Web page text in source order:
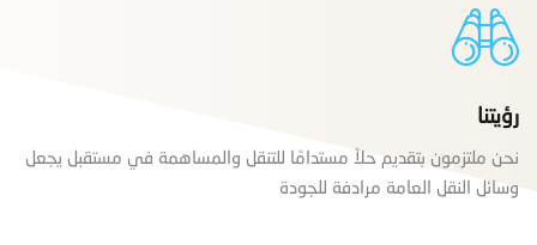
رؤيتنا
نحن ملتزمون بتقديم حلاً مستدامًا للتنقل والمساهمة في مستقبل يجعل
وسائل النقل العامة مرادفة للجودة